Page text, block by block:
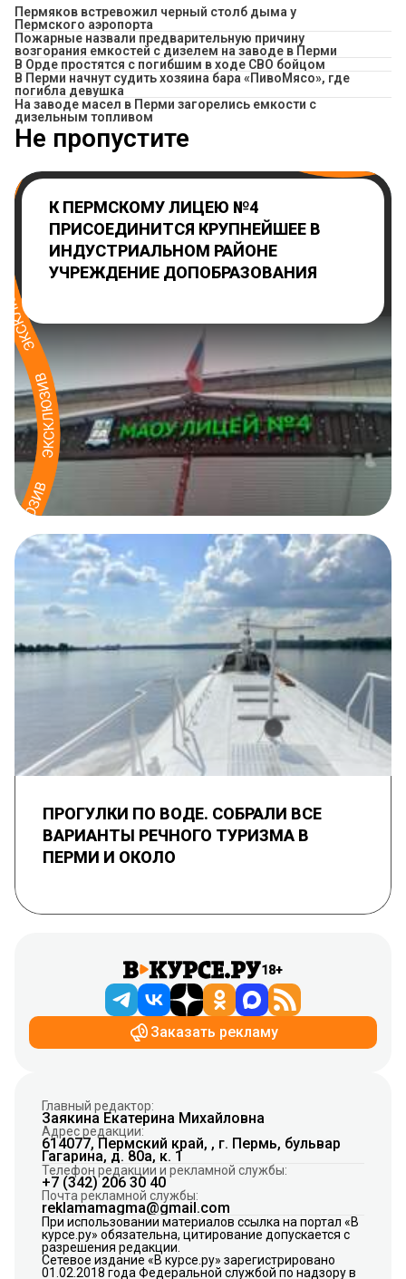
Пермяков встревожил черный столб дыма у
Пермского аэропорта
Пожарные назвали предварительную причину
возгорания емкостей с дизелем на заводе в Перми
В Орде простятся с погибшим в ходе СВО бойцом
​В Перми начнут судить хозяина бара «ПивоМясо», где
погибла девушка
На заводе масел в Перми загорелись емкости с
дизельным топливом
Не пропустите
К ПЕРМСКОМУ ЛИЦЕЮ №4
ПРИСОЕДИНИТСЯ КРУПНЕЙШЕЕ В
ИНДУСТРИАЛЬНОМ РАЙОНЕ
УЧРЕЖДЕНИЕ ДОПОБРАЗОВАНИЯ
ПРОГУЛКИ ПО ВОДЕ. СОБРАЛИ ВСЕ
ВАРИАНТЫ РЕЧНОГО ТУРИЗМА В
ПЕРМИ И ОКОЛО
18+
Заказать рекламу
Главный редактор:
Заякина Екатерина Михайловна
Адрес редакции:
614077, Пермский край, , г. Пермь, бульвар
Гагарина, д. 80а, к. 1
Телефон редакции и рекламной службы:
+7 (342) 206 30 40
Почта рекламной службы:
reklamamagma@gmail.com
При использовании материалов ссылка на портал «В
курсе.ру» обязательна, цитирование допускается с
разрешения редакции.
Сетевое издание «В курсе.ру» зарегистрировано
01.02.2018 года Федеральной службой по надзору в